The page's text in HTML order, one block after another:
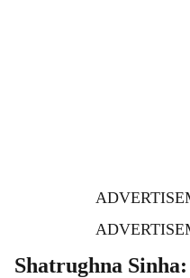
Shatrughna